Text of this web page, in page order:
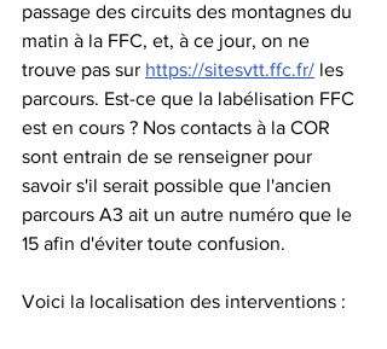
passage des circuits des montagnes du
matin à la FFC, et, à ce jour, on ne
trouve pas sur https://sitesvtt.ffc.fr/ les
parcours. Est-ce que la labélisation FFC
est en cours ? Nos contacts à la COR
sont entrain de se renseigner pour
savoir s'il serait possible que l'ancien
parcours A3 ait un autre numéro que le
15 afin d'éviter toute confusion.
Voici la localisation des interventions :